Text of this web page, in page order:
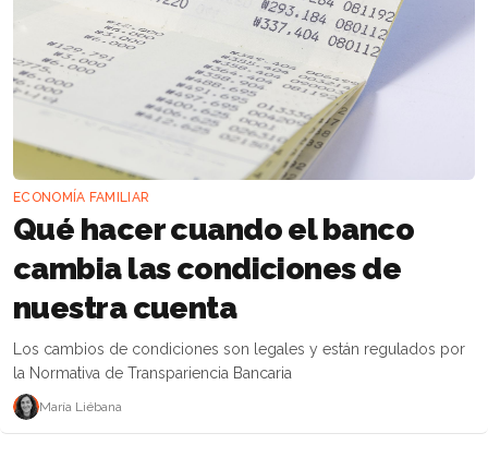
ECONOMÍA FAMILIAR
Qué hacer cuando el banco
cambia las condiciones de
nuestra cuenta
Los cambios de condiciones son legales y están regulados por
la Normativa de Transpariencia Bancaria
María Liébana